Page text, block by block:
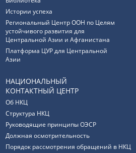
Истории успеха
Региональный Центр ООН по Целям
устойчивого развития для
Центральной Азии и Афганистана
Платформа ЦУР для Центральной
Азии
НАЦИОНАЛЬНЫЙ
КОНТАКТНЫЙ ЦЕНТР
Об НКЦ
Структура НКЦ
Руководящие принципы ОЭСР
Должная осмотрительность
Порядок рассмотрения обращений в НКЦ